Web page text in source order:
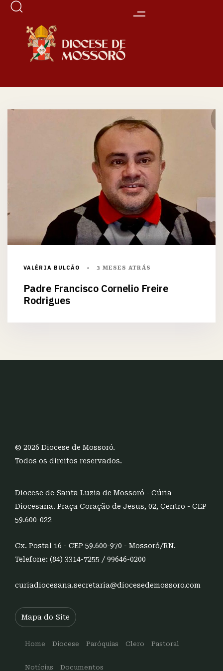
VALÉRIA BULCÃO 3 MESES ATRÁS
Padre Francisco Cornelio Freire
Rodrigues
© 2026 Diocese de Mossoró.
Todos os direitos reservados.
Diocese de Santa Luzia de Mossoró - Cúria
Diocesana. Praça Coração de Jesus, 02, Centro - CEP
59.600-022
Cx. Postal 16 - CEP 59.600-970 - Mossoró/RN.
Telefone: (84) 3314-7255 / 99646-0200
curiadiocesana.secretaria@diocesedemossoro.com
Mapa do Site
Home Diocese Paróquias Clero Pastoral
Notícias Documentos